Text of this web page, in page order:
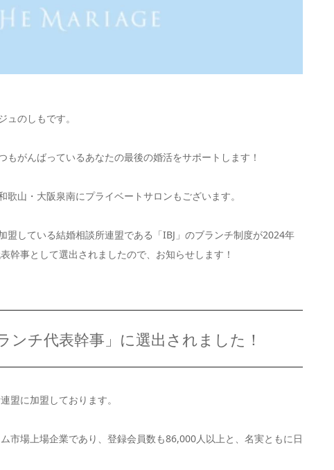
のしもです。
もがんばっているあなたの最後の婚活をサポートします！
山・大阪泉南にプライベートサロンもございます。
している結婚相談所連盟である「IBJ」のブランチ制度が2024年
幹事として選出されましたので、お知らせします！
ンチ代表幹事」に選出されました！
盟に加盟しております。
市場上場企業であり、登録会員数も86,000人以上と、名実ともに日